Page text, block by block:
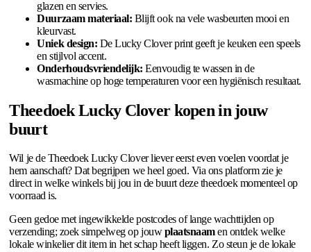
glazen en servies.
Duurzaam materiaal: Blijft ook na vele wasbeurten mooi en
kleurvast.
Uniek design: De Lucky Clover print geeft je keuken een speels
en stijlvol accent.
Onderhoudsvriendelijk: Eenvoudig te wassen in de
wasmachine op hoge temperaturen voor een hygiënisch resultaat.
Theedoek Lucky Clover kopen in jouw
buurt
Wil je de Theedoek Lucky Clover liever eerst even voelen voordat je
hem aanschaft? Dat begrijpen we heel goed. Via ons platform zie je
direct in welke winkels bij jou in de buurt deze theedoek momenteel op
voorraad is.
Geen gedoe met ingewikkelde postcodes of lange wachttijden op
verzending; zoek simpelweg op jouwplaatsnaamen ontdek welke
lokale winkelier dit item in het schap heeft liggen. Zo steun je de lokale